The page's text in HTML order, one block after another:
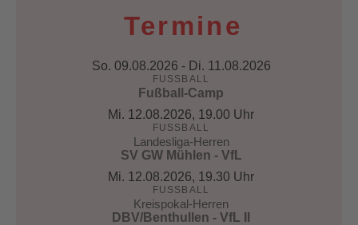
Termine
So. 09.08.2026 - Di. 11.08.2026
FUSSBALL
Fußball-Camp
Mi. 12.08.2026, 19.00 Uhr
FUSSBALL
Landesliga-Herren
SV GW Mühlen - VfL
Mi. 12.08.2026, 19.30 Uhr
FUSSBALL
Kreispokal-Herren
DBV/Benthullen - VfL II